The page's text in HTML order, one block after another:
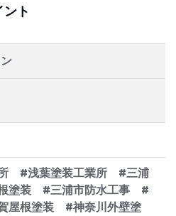
ト
所 #浅葉塗装工業所 #三浦
塗装 #三浦市防水工事 #
屋根塗装 #神奈川外壁塗